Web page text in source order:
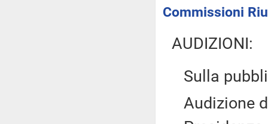
Commissioni
AUDIZIONI:
Sulla
Audizione